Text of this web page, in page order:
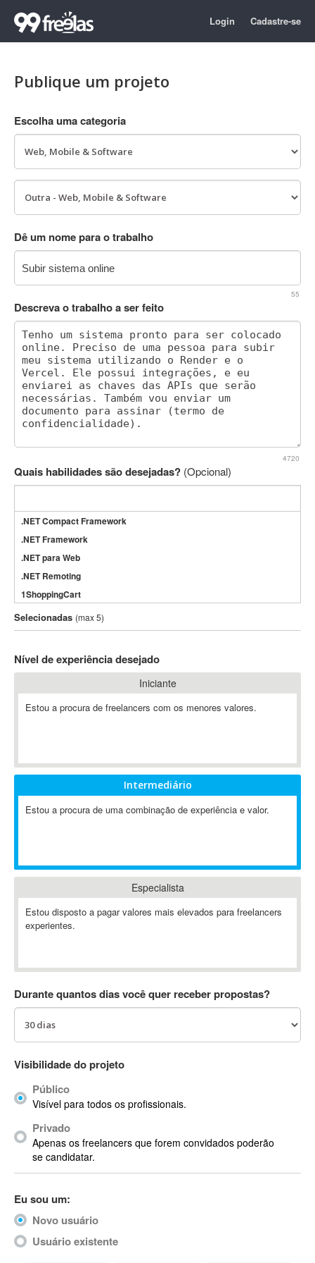
Login Cadastre-se
Publique um projeto
Escolha uma categoria
Dê um nome para o trabalho
55
Descreva o trabalho a ser feito
4720
Quais habilidades são desejadas? (Opcional)
.NET Compact Framework
.NET Framework
.NET para Web
.NET Remoting
1ShoppingCart
3DS Max
3GSM
802.11
A-GPS
ABAP
Abaqus
ABBYY FineReader
Ableton
Ableton Push
Abstract
AC3
ACID Pro
ACPI
Acrobat
Acrobat X
Acronis
ACT
Actimize
ActionScript
ActionScript 3
Selecionadas (max 5)
Nível de experiência desejado
Iniciante
Estou a procura de freelancers com os menores valores.
Intermediário
Estou a procura de uma combinação de experiência e valor.
Especialista
Estou disposto a pagar valores mais elevados para freelancers
experientes.
Durante quantos dias você quer receber propostas?
Visibilidade do projeto
Público
Visível para todos os profissionais.
Privado
Apenas os freelancers que forem convidados poderão
se candidatar.
Eu sou um:
Novo usuário
Usuário existente